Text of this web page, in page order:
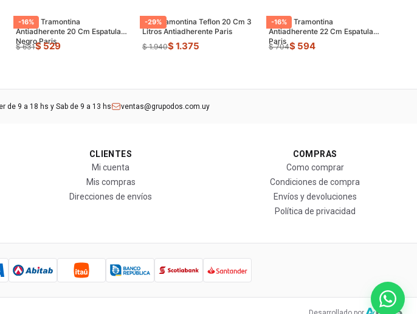
-16%
Sarten Tramontina
Antiadherente 20 Cm Espatula
Negro Paris
$ 631$ 529
-29%
Olla Tramontina Teflon 20 Cm 3
Litros Antiadherente Paris
$ 1.940$ 1.375
-16%
Sarten Tramontina
Antiadherente 22 Cm Espatula
Paris
$ 704$ 594
de 9 a 18 hs y Sab de 9 a 13 hs ventas@grupodos.com.uy
CLIENTES
Mi cuenta
Mis compras
Direcciones de envíos
COMPRAS
Como comprar
Condiciones de compra
Envíos y devoluciones
Política de privacidad